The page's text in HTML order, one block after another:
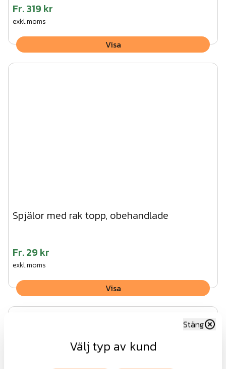
Fr.319 kr
exkl.moms
Visa
Spjälor med rak topp, obehandlade
Fr.29 kr
exkl.moms
Visa
Välj typ av kund
Stäng